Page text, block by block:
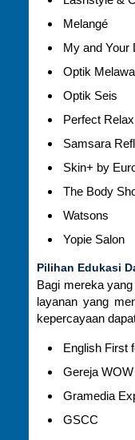
Melangé
My and Your
Optik
Optik Seis
Perfect Relax
Samsara
Skin+ by
The Body
Watsons
Yopie Salon
Pilihan Edukasi
Bagi mereka
layanan yang
kepercayaan
English First
Gereja WOW
Gramedia
GSCC